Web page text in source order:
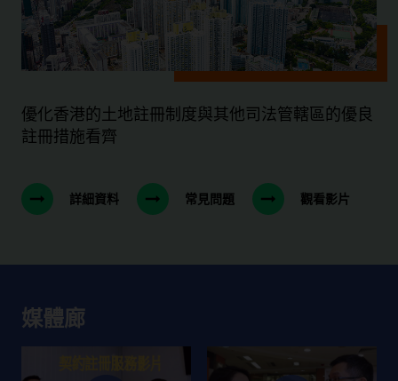
優化香港的土地註冊制度與其他司法管轄區的優良
註冊措施看齊
詳細資料 常見問題 觀看影片
媒體廊